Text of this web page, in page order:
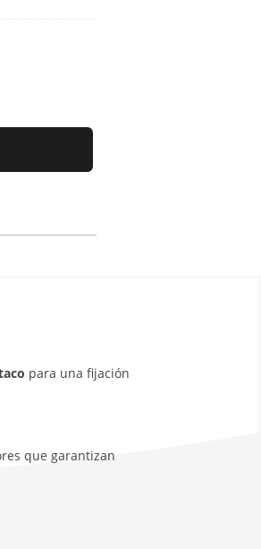
para una fijación
que garantizan